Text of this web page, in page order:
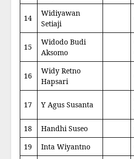
14
Widiyawan
Setiaji
15
Widodo Budi
Aksomo
16
Widy Retno
Hapsari
17 Y Agus Susanta
18
Handhi Suseo
19
Inta Wiyantno